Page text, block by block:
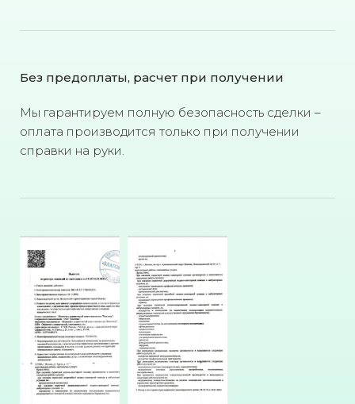
Без предоплаты, расчет при получении
Мы гарантируем полную безопасность сделки –
оплата производится только при получении
справки на руки.